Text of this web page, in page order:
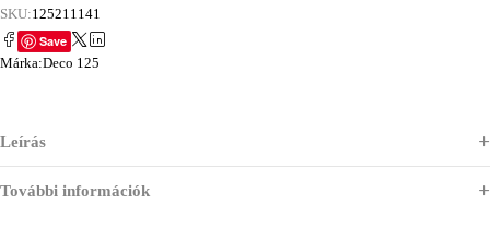
SKU:125211141
Save
Márka:Deco 125
Leírás
További információk